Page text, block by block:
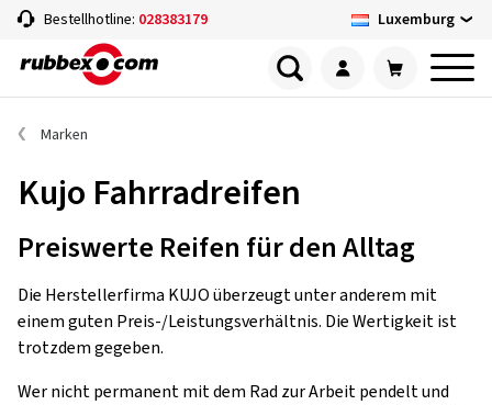
Bestellhotline: 028383179 Luxemburg
Marken
Kujo Fahrradreifen
Preiswerte Reifen für den Alltag
Die Herstellerfirma KUJO überzeugt unter anderem mit
einem guten Preis-/Leistungsverhältnis. Die Wertigkeit ist
trotzdem gegeben.
Wer nicht permanent mit dem Rad zur Arbeit pendelt und